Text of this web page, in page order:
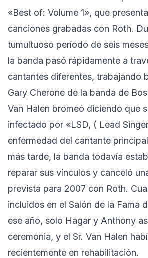
«Best of: Volume 1», que
canciones grabadas con Roth.
tumultuoso período de seis
la banda pasó rápidamente a
cantantes diferentes, trabajando
Gary Cherone de la banda de
Van Halen bromeó diciendo que
infectado por «LSD, ( Lead
enfermedad del cantante
más tarde, la banda todavía
reparar sus vínculos y canceló
prevista para 2007 con Roth.
incluidos en el Salón de la Fama
ese año, solo Hagar y Anthony
ceremonia, y el Sr. Van Halen
recientemente en rehabilitación.